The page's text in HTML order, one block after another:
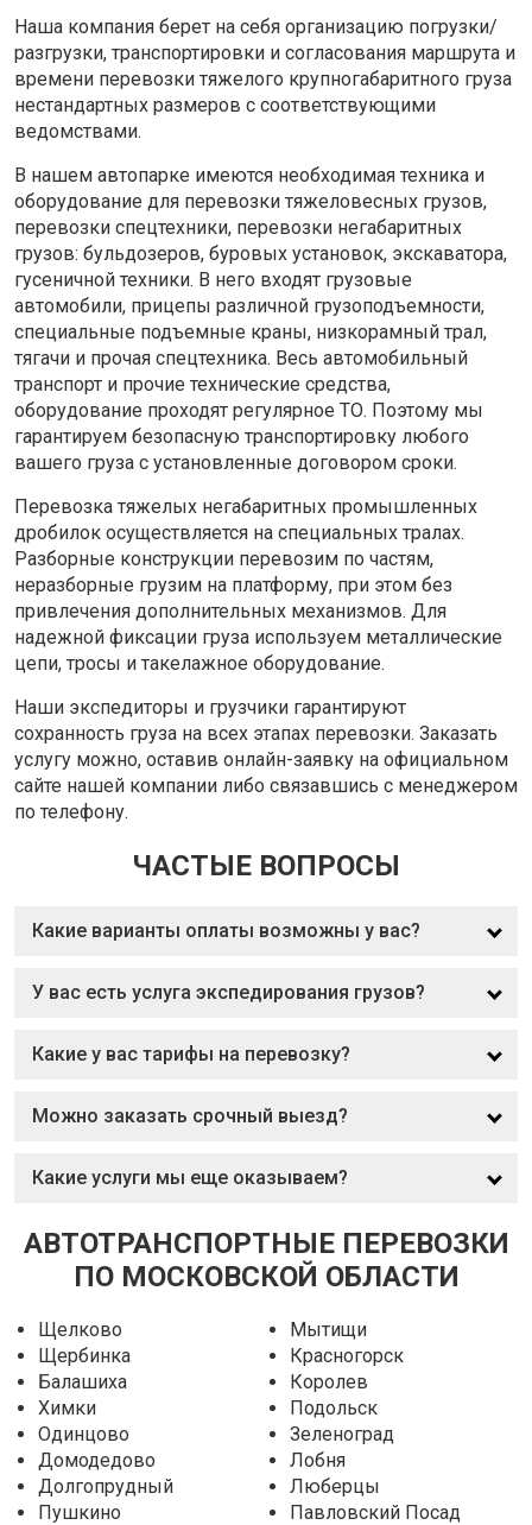
Наша компания берет на себя организацию погрузки/
разгрузки, транспортировки и согласования маршрута и
времени перевозки тяжелого крупногабаритного груза
нестандартных размеров с соответствующими
ведомствами.
В нашем автопарке имеются необходимая техника и
оборудование для перевозки тяжеловесных грузов,
перевозки спецтехники, перевозки негабаритных
грузов: бульдозеров, буровых установок, экскаватора,
гусеничной техники. В него входят грузовые
автомобили, прицепы различной грузоподъемности,
специальные подъемные краны, низкорамный трал,
тягачи и прочая спецтехника. Весь автомобильный
транспорт и прочие технические средства,
оборудование проходят регулярное ТО. Поэтому мы
гарантируем безопасную транспортировку любого
вашего груза с установленные договором сроки.
Перевозка тяжелых негабаритных промышленных
дробилок осуществляется на специальных тралах.
Разборные конструкции перевозим по частям,
неразборные грузим на платформу, при этом без
привлечения дополнительных механизмов. Для
надежной фиксации груза используем металлические
цепи, тросы и такелажное оборудование.
Наши экспедиторы и грузчики гарантируют
сохранность груза на всех этапах перевозки. Заказать
услугу можно, оставив онлайн-заявку на официальном
сайте нашей компании либо связавшись с менеджером
по телефону.
ЧАСТЫЕ ВОПРОСЫ
Какие варианты оплаты возможны у вас?
У вас есть услуга экспедирования грузов?
Какие у вас тарифы на перевозку?
Можно заказать срочный выезд?
Какие услуги мы еще оказываем?
АВТОТРАНСПОРТНЫЕ ПЕРЕВОЗКИ
ПО МОСКОВСКОЙ ОБЛАСТИ
Щелково
Мытищи
Щербинка
Красногорск
Балашиха
Королев
Химки
Подольск
Одинцово
Зеленоград
Домодедово
Лобня
Долгопрудный
Люберцы
Пушкино
Павловский Посад